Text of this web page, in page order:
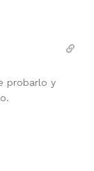
probarlo y